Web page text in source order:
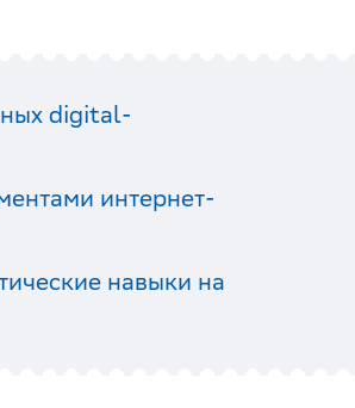
digital-
интернет-
навыки на